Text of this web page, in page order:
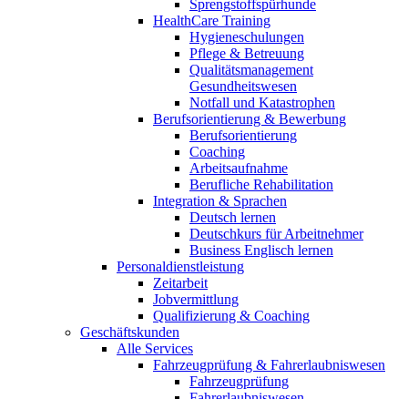
Sprengstoffspürhunde
HealthCare Training
Hygieneschulungen
Pflege & Betreuung
Qualitätsmanagement
Gesundheitswesen
Notfall und Katastrophen
Berufsorientierung & Bewerbung
Berufsorientierung
Coaching
Arbeitsaufnahme
Berufliche Rehabilitation
Integration & Sprachen
Deutsch lernen
Deutschkurs für Arbeitnehmer
Business Englisch lernen
Personaldienstleistung
Zeitarbeit
Jobvermittlung
Qualifizierung & Coaching
Geschäftskunden
Alle Services
Fahrzeugprüfung & Fahrerlaubniswesen
Fahrzeugprüfung